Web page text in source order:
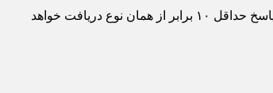
شورای عالی امنیت ملی هشدار داد که «چنانچه رژیم صهیونیستی بخواهد به اقدامات شرارت‌بار خود علیه ایران با هر ابزار روش و در هر سطحی ادامه دهد، پاسخ حداقل ۱۰ برابر از همان نوع دریافت خواهد